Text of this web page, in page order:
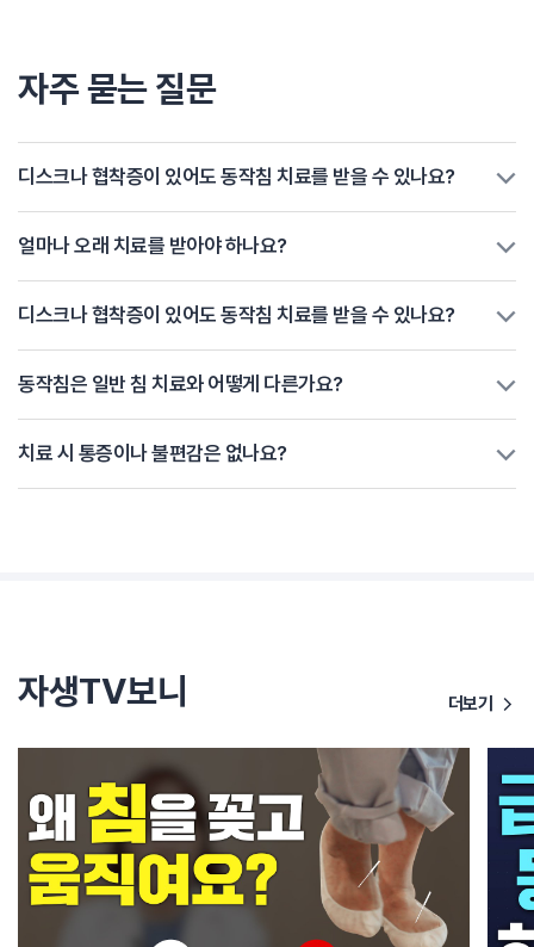
자주 묻는 질문
디스크나 협착증이 있어도 동작침 치료를 받을 수 있나요?
얼마나 오래 치료를 받아야 하나요?
디스크나 협착증이 있어도 동작침 치료를 받을 수 있나요?
동작침은 일반 침 치료와 어떻게 다른가요?
치료 시 통증이나 불편감은 없나요?
자생TV보니 더보기